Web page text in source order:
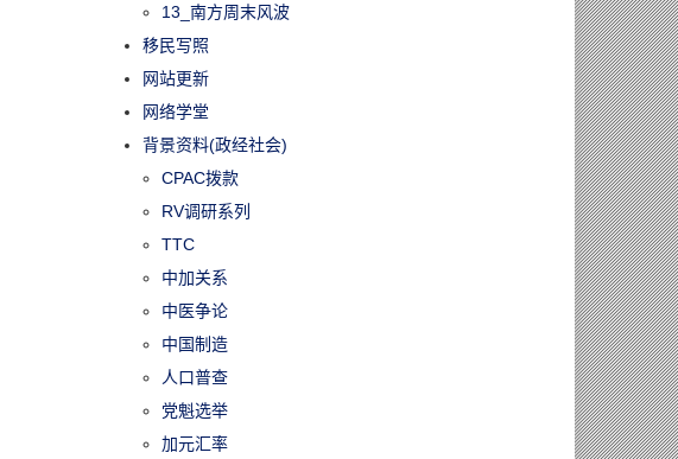
13_南方周末风波
移民写照
网站更新
网络学堂
背景资料(政经社会)
CPAC拨款
RV调研系列
TTC
中加关系
中医争论
中国制造
人口普查
党魁选举
加元汇率